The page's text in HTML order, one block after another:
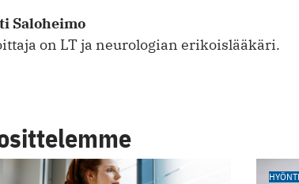
Saloheimo
on LT ja neurologian erikoislääkäri.